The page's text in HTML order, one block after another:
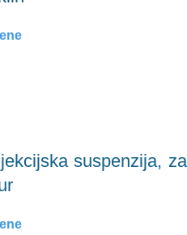
suspenzija, za